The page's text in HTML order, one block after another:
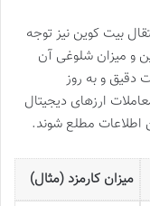
بیت کوین نیز توجه
و میزان شلوغی آن
دقیق و به روز
ارزهای دیجیتال
اطلاعات مطلع شوند.
میزان کارمزد (مثال)